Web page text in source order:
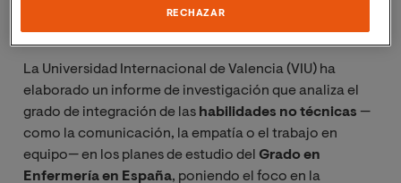
formación con impacto social y académico en los
entornos asistenciales.
La Universidad Internacional de Valencia (VIU) ha
elaborado un informe de investigación que analiza el
grado de integración de las habilidades no técnicas —
como la comunicación, la empatía o el trabajo en
equipo— en los planes de estudio del Grado en
Enfermería en España, poniendo el foco en la
RECHAZAR